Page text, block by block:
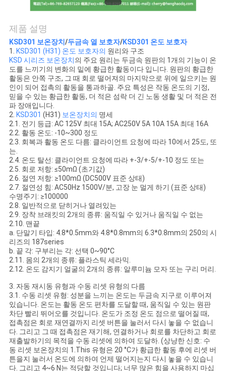
처
뉴
스
모
든
케
이
스
사
이
트
맵
PRIVACY
POLICY
제품 설명
KSD301 보온장치 /두금속 열 보호자/KSD301 온도 보호자
1. KSD301 (H31) 온도 보호자의 원리와 구조
KSD 시리즈 보온장치의 주요 원리는 두금속 원판의 1개의 기능이 온
도를 느끼기의 변화의 밑에 황급한 활동이다 입니다. 원판의 황급한
활동은 안쪽 구조, 그 때 회로 떨어져의 마지막으로 위에 일으키는 원
인이 되어 접촉의 활동을 통과하골. 주요 특성은 작동 온도의 기정,
믿을 수 있는 황급한 활동, 더 적은 섬락 더 긴 노동 생활 및 더 적은 전
파 장애입니다.
2. KSD301 (H31) 보온장치의 명세
2.1. 전기 등급: AC 125V 최대 15A; AC250V 5A 10A 15A 최대 16A
2.2. 활동 온도: -10~300 정도
2.3. 회복과 활동 온도 다름: 클라이언트 요청에 따라 10에서 25도, 또
는.
2.4. 온도 탈선: 클라이언트 요청에 따라 +-3/+-5/+-10 정도 또는
2.5. 회로 저항: ≤50mΩ (초기값)
2.6. 절연 저항: ≥100mΩ (DC500V 표준 상태)
2.7. 절연성 힘: AC50Hz 1500V/분, 고장 눈 멀게 하기 (표준 상태)
수명주기: ≥100000
2.8. 일반적으로 닫히거나 열려있는
2.9. 장착 브래킷의 2개의 종류: 움직일 수 있거나 움직일 수 없는
2.10. 맨끝
a. 단말기 타입: 4.8*0.5mm와 4.8*0.8mm의 6.3*0.8mm의 250의 시
리즈의 187series
b. 끝 각: 구부리는 각: 선택 0~90°C
2.11. 몸의 2개의 종류: 플라스틱 세라믹.
2.12. 온도 감지기 얼굴의 2개의 종류: 알루미늄 모자 또는 구리 머리.
3. 자동 재시동 유형과 수동 리셋 유형의 다름
3.1. 수동 리셋 유형: 성분을 느끼는 온도는 두금속 지구로 이루어져
있습니다. 온도는 활동 온도 편차를 도달할 때, 움직일 수 있는 원판
차단 빨리 뛰어오를 것입니다. 온도가 조정 온도 점으로 떨어질 때,
접촉점은 회로 재연결까지 리셋 버튼을 눌러서 다시 놓을 수 없습니
다. 그리고 그 때 접촉점은 재기해, 연결하거나 회로를 차단하고 회로
재출발하기의 목적을 수동 리셋에 의하여 도달하. (상냥한 신호: 수
동 리셋 보온장치의 1.This 유형은 20 °C가 황급한 활동 후에 리셋 버
튼을지 눌러서 온도에 의하여 언제 떨어지는지 다시 놓을 수 있습니
다. 그리고 4~6 N는 적당할 것입니다; 너무 많은 힘을 사용하지 마십